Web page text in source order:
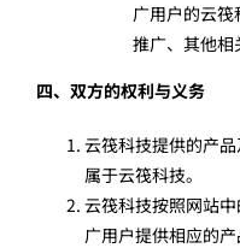
广用户的云
推广、其他相
四、双方的权利与义务
云筏科技提供的产
属于云筏科技。
云筏科技按照网站
广用户提供相应的产